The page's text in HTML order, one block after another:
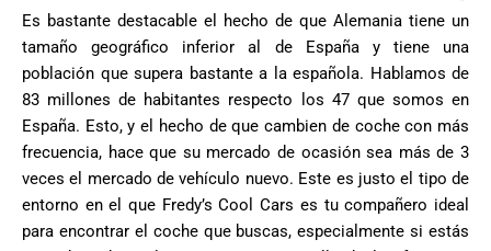
Es bastante destacable el hecho de que Alemania tiene un
tamaño geográfico inferior al de España y tiene una
población que supera bastante a la española. Hablamos de
83 millones de habitantes respecto los 47 que somos en
España. Esto, y el hecho de que cambien de coche con más
frecuencia, hace que su mercado de ocasión sea más de 3
veces el mercado de vehículo nuevo. Este es justo el tipo de
entorno en el que Fredy’s Cool Cars es tu compañero ideal
para encontrar el coche que buscas, especialmente si estás